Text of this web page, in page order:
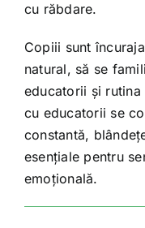
cu răbdare.
Copiii sunt
natural, să se
educatorii și rutina
cu educatorii se
constantă,
esențiale pentru
emoțională.